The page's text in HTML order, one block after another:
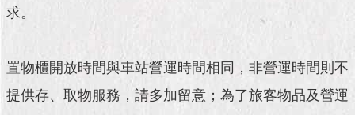
資
料
館
求。
置物櫃開放時間與車站營運時間相同，非營運時間則不
提供存、取物服務，請多加留意；為了旅客物品及營運